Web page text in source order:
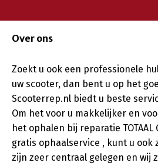
Over ons
Zoekt u ook een professionele
uw scooter, dan bent u op het
Scooterrep.nl biedt u beste
Om het voor u makkelijker en
het ophalen bij reparatie TOTAAL
gratis ophaalservice , kunt u ook
zijn zeer centraal gelegen en wij